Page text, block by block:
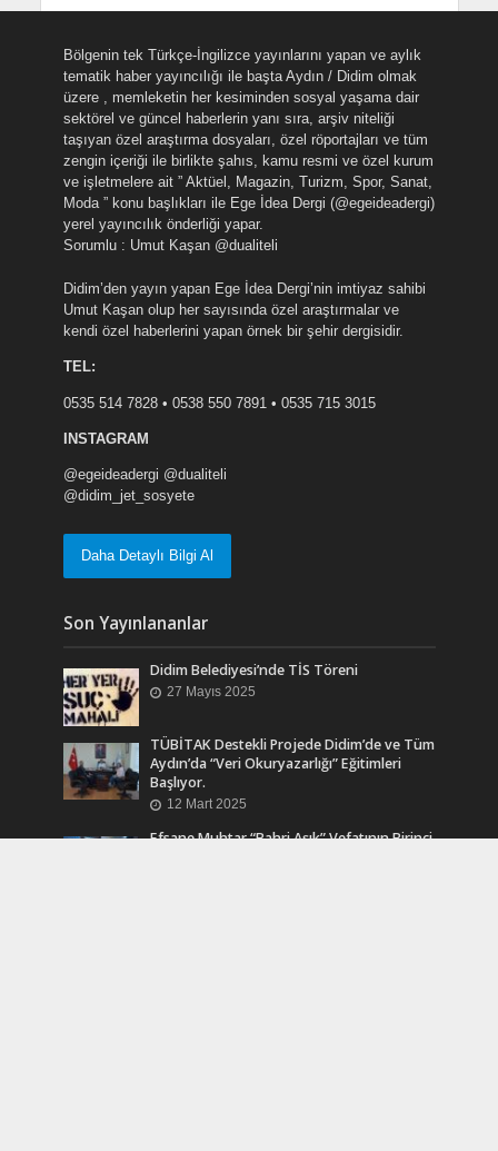
Bölgenin tek Türkçe-İngilizce yayınlarını yapan ve aylık
tematik haber yayıncılığı ile başta Aydın / Didim olmak
üzere , memleketin her kesiminden sosyal yaşama dair
sektörel ve güncel haberlerin yanı sıra, arşiv niteliği
taşıyan özel araştırma dosyaları, özel röportajları ve tüm
zengin içeriği ile birlikte şahıs, kamu resmi ve özel kurum
ve işletmelere ait ” Aktüel, Magazin, Turizm, Spor, Sanat,
Moda ” konu başlıkları ile Ege İdea Dergi (@egeideadergi)
yerel yayıncılık önderliği yapar.
Sorumlu : Umut Kaşan @dualiteli
Didim’den yayın yapan Ege İdea Dergi’nin imtiyaz sahibi
Umut Kaşan olup her sayısında özel araştırmalar ve
kendi özel haberlerini yapan örnek bir şehir dergisidir.
TEL:
0535 514 7828 • 0538 550 7891 • 0535 715 3015
INSTAGRAM
@egeideadergi @dualiteli
@didim_jet_sosyete
Daha Detaylı Bilgi Al
Son Yayınlananlar
Didim Belediyesi’nde TİS Töreni
27 Mayıs 2025
TÜBİTAK Destekli Projede Didim’de ve Tüm
Aydın’da “Veri Okuryazarlığı” Eğitimleri
Başlıyor.
12 Mart 2025
Efsane Muhtar “Bahri Aşık” Vefatının Birinci